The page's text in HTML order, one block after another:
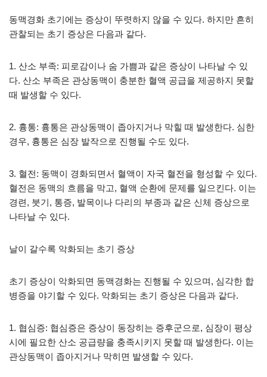
동맥경화 초기에는 증상이 뚜렷하지 않을 수 있다. 하지만 흔히
관찰되는 초기 증상은 다음과 같다.
1. 산소 부족: 피로감이나 숨 가쁨과 같은 증상이 나타날 수 있
다. 산소 부족은 관상동맥이 충분한 혈액 공급을 제공하지 못할
때 발생할 수 있다.
2. 흉통: 흉통은 관상동맥이 좁아지거나 막힐 때 발생한다. 심한
경우, 흉통은 심장 발작으로 진행될 수도 있다.
3. 혈전: 동맥이 경화되면서 혈액이 자국 혈전을 형성할 수 있다.
혈전은 동맥의 흐름을 막고, 혈액 순환에 문제를 일으킨다. 이는
경련, 붓기, 통증, 발목이나 다리의 부종과 같은 신체 증상으로
나타날 수 있다.
날이 갈수록 악화되는 초기 증상
초기 증상이 악화되면 동맥경화는 진행될 수 있으며, 심각한 합
병증을 야기할 수 있다. 악화되는 초기 증상은 다음과 같다.
1. 협심증: 협심증은 증상이 동장히는 증후군으로, 심장이 평상
시에 필요한 산소 공급량을 충족시키지 못할 때 발생한다. 이는
관상동맥이 좁아지거나 막히면 발생할 수 있다.